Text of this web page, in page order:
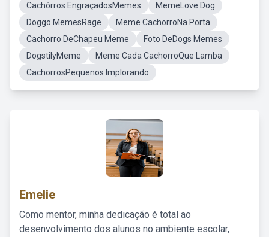
Cachórros EngraçadosMemes
MemeLove Dog
Doggo MemesRage
Meme CachorroNa Porta
Cachorro DeChapeu Meme
Foto DeDogs Memes
DogstilyMeme
Meme Cada CachorroQue Lamba
CachorrosPequenos Implorando
Emelie
Como mentor, minha dedicação é total ao
desenvolvimento dos alunos no ambiente escolar,